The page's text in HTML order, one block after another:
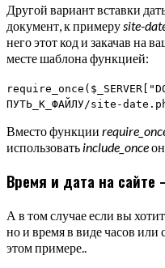
Другой вариант вставки
документ, к примеру site-
него этот код и закачав на
месте шаблона функцией:
ПУТЬ_К_ФАЙЛУ/site-
Вместо функции
использовать include_once
Время и дата на
А в том случае если вы
но и время в виде часов
этом примере..